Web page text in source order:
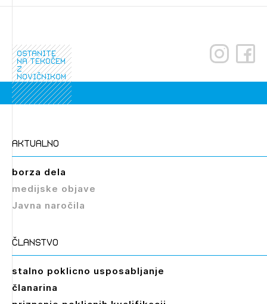
dostopate, se je potrebno prijaviti.
ostanite
na tekočem
z
novičnikom
aktualno
borza dela
medijske objave
Javna naročila
članstvo
stalno poklicno usposabljanje
članarina